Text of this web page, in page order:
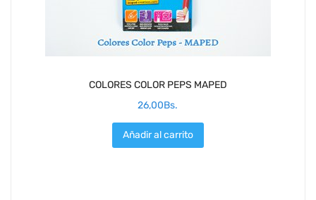
COLORES COLOR PEPS MAPED
26,00Bs.
Añadir al carrito